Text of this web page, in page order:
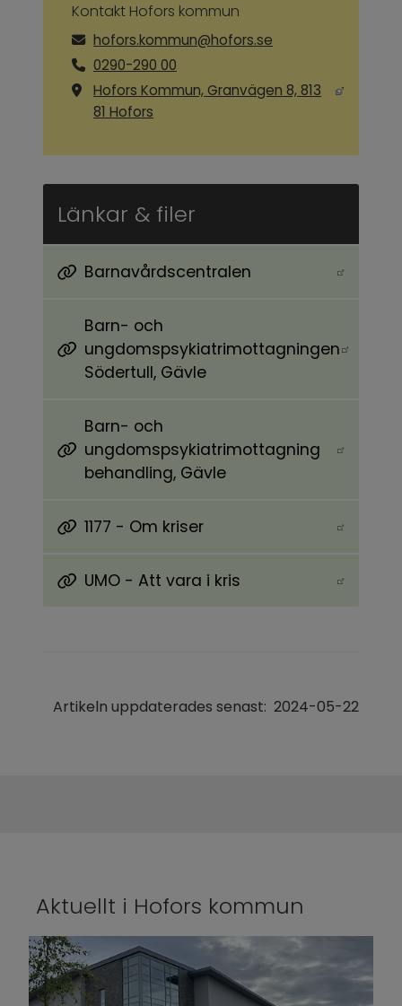
Kontakt Hofors kommun
hofors.kommun@hofors.se
0290-290 00
Hofors Kommun, Granvägen 8, 813
81 Hofors
Länkar & filer
Barnavårdscentralen
Länk till annan webbplats.
Barn- och
ungdomspsykiatrimottagningen
Södertull, Gävle
Länk till annan webbplats.
Barn- och
ungdomspsykiatrimottagning
behandling, Gävle
Länk till annan webbplats.
1177 - Om kriser
Länk till annan webbplats.
UMO - Att vara i kris
Länk till annan webbplats.
Artikeln uppdaterades senast: 2024-05-22
Aktuellt i Hofors kommun